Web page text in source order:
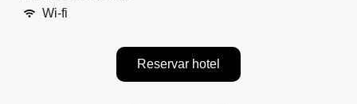
Wi-fi
Reservar hotel